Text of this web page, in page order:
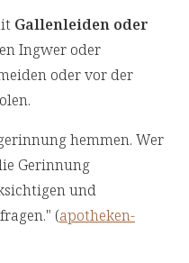
Gallenleiden oder
Ingwer oder
oder vor der
hemmen. Wer
Gerinnung
und
(apotheken-